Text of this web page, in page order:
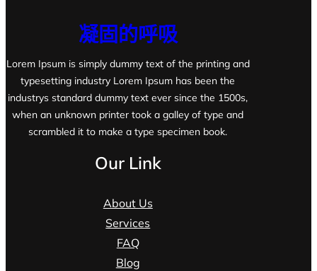
凝固的呼吸
Lorem Ipsum is simply dummy text of the printing and
typesetting industry Lorem Ipsum has been the
industrys standard dummy text ever since the 1500s,
when an unknown printer took a galley of type and
scrambled it to make a type specimen book.
Our Link
About Us
Services
FAQ
Blog